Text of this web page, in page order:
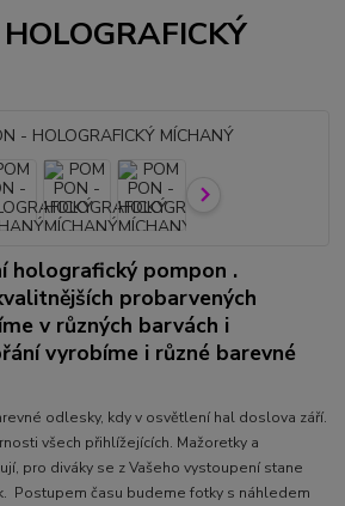
holografický pompon .
probarvených
v různých barvách i
vyrobíme i různé barevné
odlesky, kdy v osvětlení hal doslova září.
všech přihlížejících. Mažoretky a
pro diváky se z Vašeho vystoupení stane
Postupem času budeme fotky s náhledem